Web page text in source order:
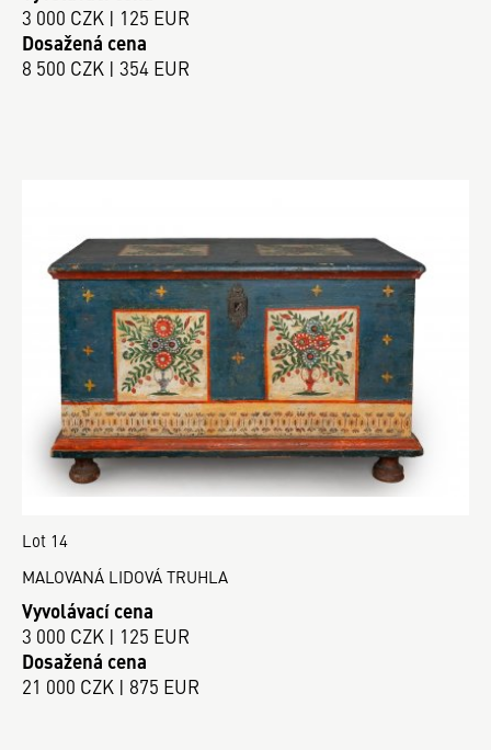
3 000 CZK | 125 EUR
Dosažená cena
8 500 CZK | 354 EUR
Lot 14
MALOVANÁ LIDOVÁ TRUHLA
Vyvolávací cena
3 000 CZK | 125 EUR
Dosažená cena
21 000 CZK | 875 EUR